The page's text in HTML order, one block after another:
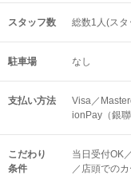
スタッフ数 総数1人(ス
駐車場 なし
支払い方法
Visa／
ionPay（銀
こだわり
条件
当日受付OK
／店頭での